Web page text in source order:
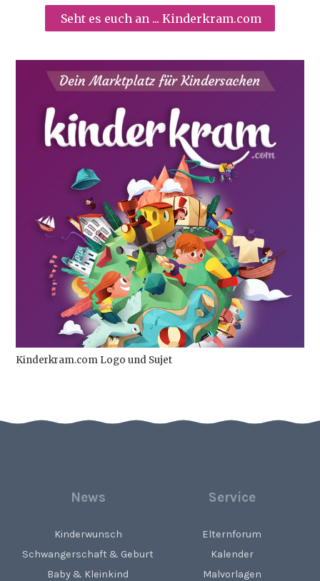
Seht es euch an ... Kinderkram.com
Kinderkram.com Logo und Sujet
News
Kinderwunsch
Schwangerschaft & Geburt
Baby & Kleinkind
Service
Elternforum
Kalender
Malvorlagen